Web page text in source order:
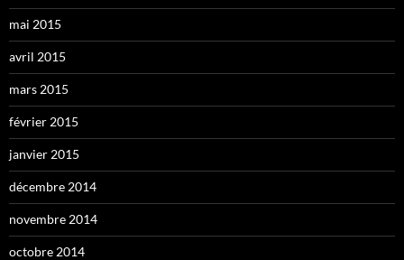
mai 2015
avril 2015
mars 2015
février 2015
janvier 2015
décembre 2014
novembre 2014
octobre 2014